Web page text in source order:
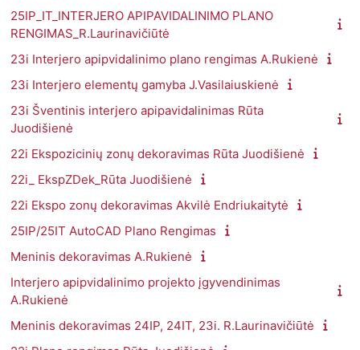
25IP_IT_INTERJERO APIPAVIDALINIMO PLANO
RENGIMAS_R.Laurinavičiūtė
23i Interjero apipvidalinimo plano rengimas A.Rukienė
23i Interjero elementų gamyba J.Vasilaiuskienė
23i Šventinis interjero apipavidalinimas Rūta
Juodišienė
22i Ekspozicinių zonų dekoravimas Rūta Juodišienė
22i_ EkspZDek_Rūta Juodišienė
22i Ekspo zonų dekoravimas Akvilė Endriukaitytė
25IP/25IT AutoCAD Plano Rengimas
Meninis dekoravimas A.Rukienė
Interjero apipvidalinimo projekto įgyvendinimas
A.Rukienė
Meninis dekoravimas 24IP, 24IT, 23i. R.Laurinavičiūtė